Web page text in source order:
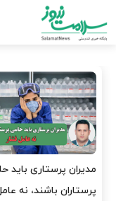
وقت وزیر بهداشت
افتتاح پروژه‌ها شود؟